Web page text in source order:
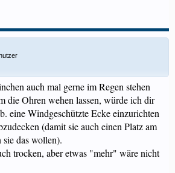
auch mal gerne im Regen stehen
die Ohren wehen lassen, würde ich dir
eine Windgeschützte Ecke einzurichten
(damit sie auch einen Platz am
das wollen).
trocken, aber etwas "mehr" wäre nicht